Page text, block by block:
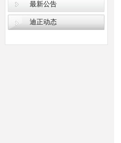
最新公告
迪正动态